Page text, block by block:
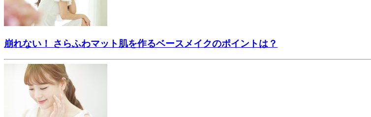
崩れない！ さらふわマット肌を作るベースメイクのポイントは？